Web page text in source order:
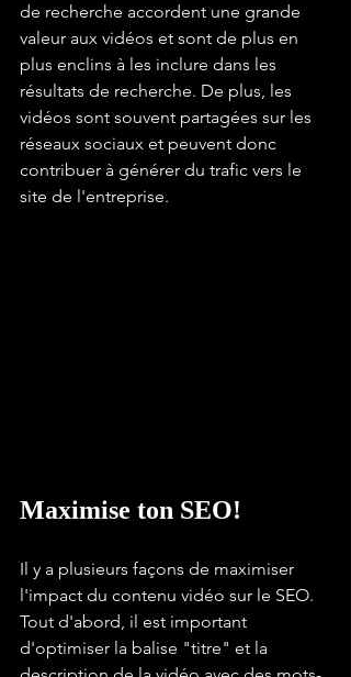
de recherche accordent une grande
valeur aux vidéos et sont de plus en
plus enclins à les inclure dans les
résultats de recherche. De plus, les
vidéos sont souvent partagées sur les
réseaux sociaux et peuvent donc
contribuer à générer du trafic vers le
site de l'entreprise.
Maximise ton SEO!
Il y a plusieurs façons de maximiser
l'impact du contenu vidéo sur le SEO.
Tout d'abord, il est important
d'optimiser la balise "titre" et la